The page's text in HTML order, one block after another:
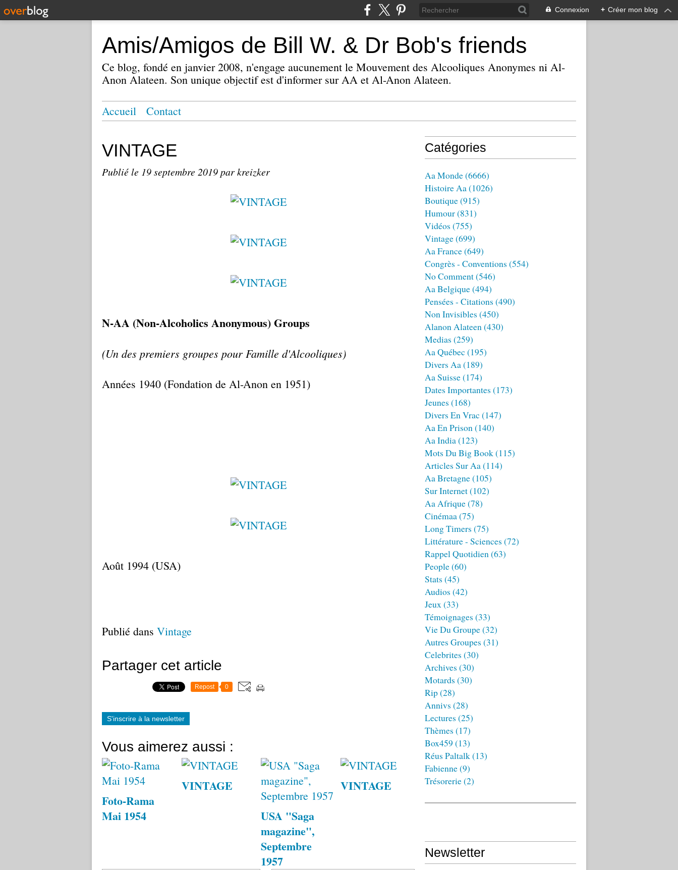
Connexion + Créer mon blog
Amis/Amigos de Bill W. & Dr Bob's friends
Ce blog, fondé en janvier 2008, n'engage aucunement le Mouvement des Alcooliques Anonymes ni Al-
Anon Alateen. Son unique objectif est d'informer sur AA et Al-Anon Alateen.
Accueil Contact
VINTAGE
Publié le 19 septembre 2019par kreizker
N-AA (Non-Alcoholics Anonymous) Groups
(Un des premiers groupes pour Famille d'Alcooliques)
Années 1940 (Fondation de Al-Anon en 1951)
Août 1994 (USA)
Publié dans Vintage
Partager cet article
Repost 0
S'inscrire à la newsletter
Vous aimerez aussi :
Foto-Rama
Mai 1954
VINTAGE
USA "Saga
magazine",
Septembre
1957
VINTAGE
Catégories
Aa Monde(6666)
Histoire Aa(1026)
Boutique(915)
Humour(831)
Vidéos (755)
Vintage(699)
Aa France(649)
Congrès - Conventions (554)
No Comment(546)
Aa Belgique(494)
Pensées - Citations (490)
Non Invisibles (450)
Alanon Alateen(430)
Medias (259)
Aa Québec (195)
Divers Aa(189)
Aa Suisse(174)
Dates Importantes (173)
Jeunes (168)
Divers En Vrac (147)
Aa En Prison(140)
Aa India(123)
Mots Du Big Book(115)
Articles Sur Aa(114)
Aa Bretagne(105)
Sur Internet(102)
Aa Afrique(78)
Cinémaa(75)
Long Timers (75)
Littérature - Sciences (72)
Rappel Quotidien(63)
People(60)
Stats (45)
Audios (42)
Jeux(33)
Témoignages (33)
Vie Du Groupe(32)
Autres Groupes (31)
Celebrites (30)
Archives (30)
Motards (30)
Rip(28)
Annivs (28)
Lectures (25)
Thèmes (17)
Box459 (13)
Réus Paltalk(13)
Fabienne(9)
Trésorerie(2)
Newsletter